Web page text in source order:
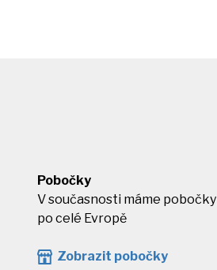
Pobočky
V současnosti máme pobočky
po celé Evropě
Zobrazit pobočky